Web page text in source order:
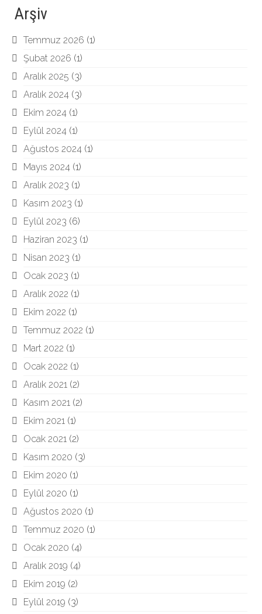
Arşiv
Temmuz 2026 (1)
Şubat 2026 (1)
Aralık 2025 (3)
Aralık 2024 (3)
Ekim 2024 (1)
Eylül 2024 (1)
Ağustos 2024 (1)
Mayıs 2024 (1)
Aralık 2023 (1)
Kasım 2023 (1)
Eylül 2023 (6)
Haziran 2023 (1)
Nisan 2023 (1)
Ocak 2023 (1)
Aralık 2022 (1)
Ekim 2022 (1)
Temmuz 2022 (1)
Mart 2022 (1)
Ocak 2022 (1)
Aralık 2021 (2)
Kasım 2021 (2)
Ekim 2021 (1)
Ocak 2021 (2)
Kasım 2020 (3)
Ekim 2020 (1)
Eylül 2020 (1)
Ağustos 2020 (1)
Temmuz 2020 (1)
Ocak 2020 (4)
Aralık 2019 (4)
Ekim 2019 (2)
Eylül 2019 (3)